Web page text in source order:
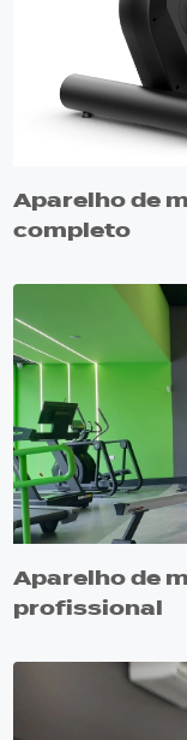
Aparelho de
completo
Aparelho de
profissional